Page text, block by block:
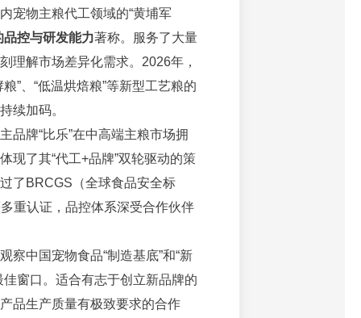
宠物主粮代工领域的“黄埔军
品控与研发能力著称。服务了大量
理解市场差异化需求。2026年，
”、“低温烘焙粮”等新型工艺粮的
续加码。
品牌“比乐”在中高端主粮市场拥
现了其“代工+品牌”双轮驱动的策
了BRCGS（全球食品安全标
重认证，品控体系深受合作伙伴
察中国宠物食品“制造基底”和“新
佳窗口。适合有志于创立新品牌的
品生产质量有极致要求的合作